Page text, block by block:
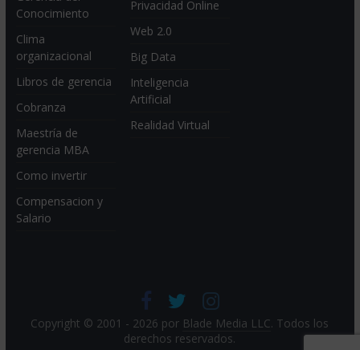
Conocimiento
Clima
organizacional
Libros de gerencia
Cobranza
Maestría de
gerencia MBA
Como invertir
Compensacion y
Salario
Privacidad Online
Web 2.0
Big Data
Inteligencia
Artificial
Realidad Virtual
Copyright © 2001 - 2026 por Blade Media LLC. Todos los
derechos reservados.